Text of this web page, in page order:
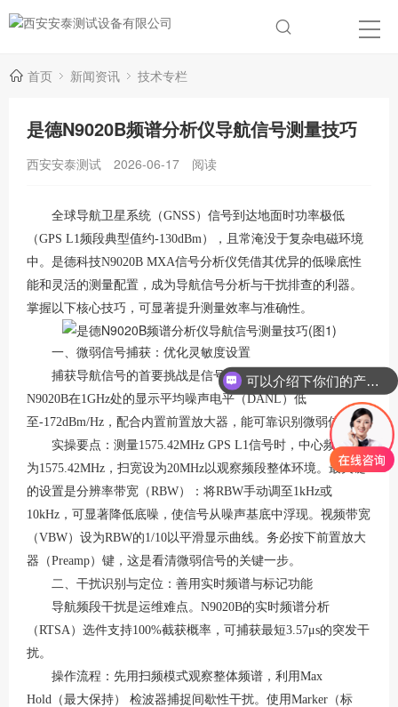
首页 新闻资讯 技术专栏
是德N9020B频谱分析仪导航信号测量技巧
西安安泰测试 2026-06-17 阅读
全球导航卫星系统（GNSS）信号到达地面时功率极低
（GPS L1频段典型值约-130dBm），且常淹没于复杂电磁环境
中。是德科技N9020B MXA信号分析仪凭借其优异的低噪底性
能和灵活的测量配置，成为导航信号分析与干扰排查的利器。
掌握以下核心技巧，可显著提升测量效率与准确性。
一、微弱信号捕获：优化灵敏度设置
捕获导航信号的首要挑战是信号“隐身”于噪声之中。
N9020B在1GHz处的显示平均噪声电平（DANL）低
至-172dBm/Hz，配合内置前置放大器，能可靠识别微弱信号。
实操要点：测量1575.42MHz GPS L1信号时，中心频率设
为1575.42MHz，扫宽设为20MHz以观察频段整体环境。最关键
的设置是分辨率带宽（RBW）：将RBW手动调至1kHz或
10kHz，可显著降低底噪，使信号从噪声基底中浮现。视频带宽
（VBW）设为RBW的1/10以平滑显示曲线。务必按下前置放大
器（Preamp）键，这是看清微弱信号的关键一步。
二、干扰识别与定位：善用实时频谱与标记功能
导航频段干扰是运维难点。 N9020B的实时频谱分析
（RTSA）选件支持100%截获概率，可捕获最短3.57μs的突发干
扰。
操作流程：先用扫频模式观察整体频谱，利用Max
Hold（最大保持） 检波器捕捉间歇性干扰。使用Marker（标
可以介绍下你们的产品么？